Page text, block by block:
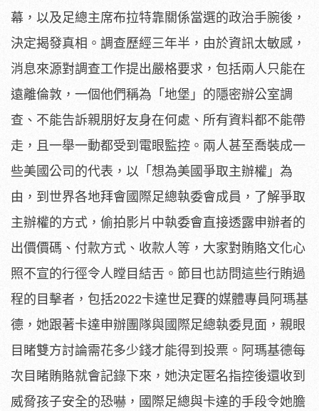
幕，以及足總主席布拉特靠關係當選的政治手腕後，
決定揭發真相。調查歷經三年半，由於資訊太敏感，
消息來源對調查工作提出嚴格要求，包括兩人只能在
遠離倫敦，一個他們稱為「地堡」的隱密辦公室調
查、不能告訴親朋好友身在何處、所有資料都不能帶
走，且一舉一動都受到電眼監控。兩人甚至喬裝成一
些美國公司的代表，以「想為美國爭取主辦權」為
由，到世界各地拜會國際足總執委會成員，了解爭取
主辦權的方式，偷拍影片中執委會直接透露申辦者的
出價價碼、付款方式、收款人等，大家對賄賂文化心
照不宣的行徑令人瞠目結舌。節目也訪問這些行賄過
程的目擊者，包括2022卡達世足賽的媒體專員阿瑪基
德，她跟著卡達申辦團隊與國際足總執委見面，親眼
目睹雙方討論需花多少錢才能得到投票。阿瑪基德每
次目睹賄賂就會記錄下來，她決定匿名指控後還收到
威脅孩子安全的恐嚇，國際足總與卡達的手段令她膽